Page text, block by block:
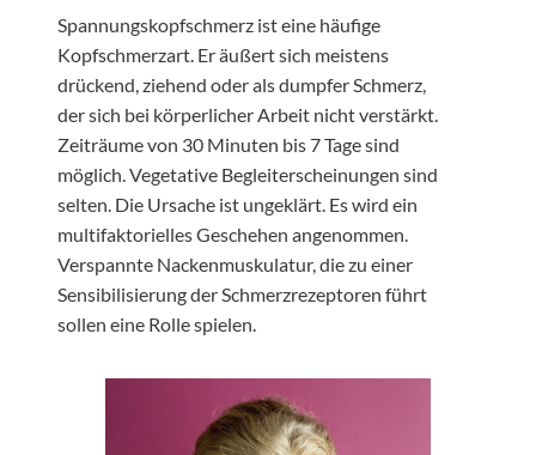
Spannungskopfschmerz ist eine häufige
Kopfschmerzart. Er äußert sich meistens
drückend, ziehend oder als dumpfer Schmerz,
der sich bei körperlicher Arbeit nicht verstärkt.
Zeiträume von 30 Minuten bis 7 Tage sind
möglich. Vegetative Begleiterscheinungen sind
selten. Die Ursache ist ungeklärt. Es wird ein
multifaktorielles Geschehen angenommen.
Verspannte Nackenmuskulatur, die zu einer
Sensibilisierung der Schmerzrezeptoren führt
sollen eine Rolle spielen.